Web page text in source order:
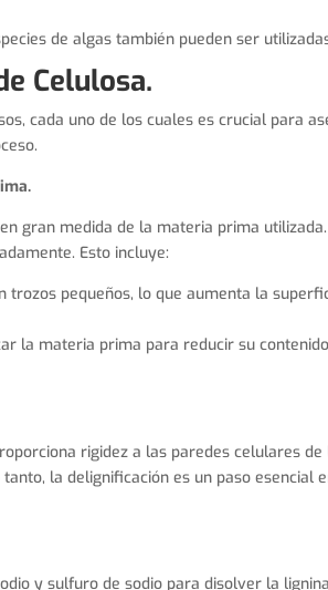
de algas también pueden ser
Celulosa.
cada uno de los cuales es crucial para
gran medida de la materia prima
Esto incluye:
trozos pequeños, lo que aumenta la
la materia prima para reducir su
rigidez a las paredes celulares
la delignificación es un paso esencial
y sulfuro de sodio para disolver la